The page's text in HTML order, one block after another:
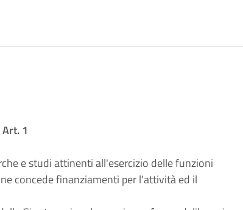
Art. 1
e studi attinenti all'esercizio delle funzioni
concede finanziamenti per l'attività ed il